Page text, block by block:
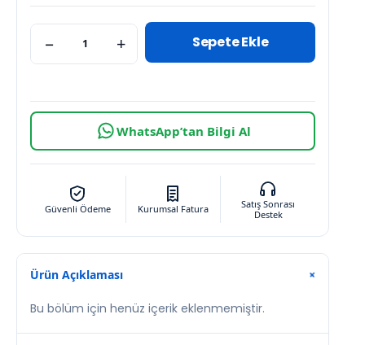
− + Sepete Ekle
WhatsApp’tan Bilgi Al
Güvenli Ödeme Kurumsal Fatura
Satış Sonrası
Destek
Ürün Açıklaması +
Bu bölüm için henüz içerik eklenmemiştir.